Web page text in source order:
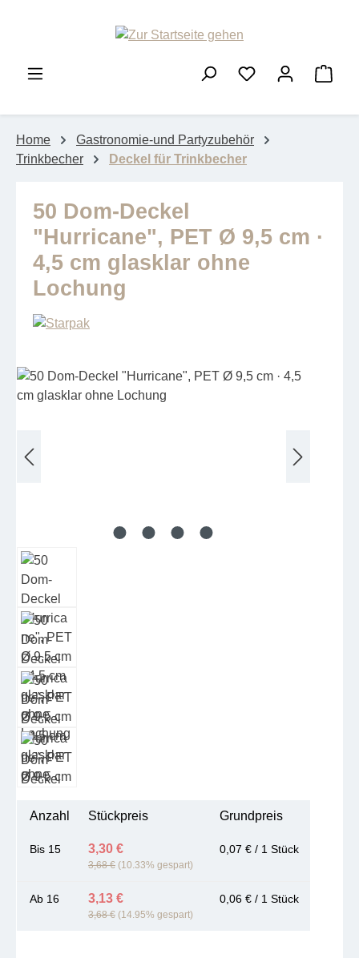
Home
Gastronomie-und Partyzubehör
Trinkbecher
Deckel für Trinkbecher
50 Dom-Deckel
"Hurricane", PET Ø 9,5 cm ·
4,5 cm glasklar ohne
Lochung
Bildergalerie überspringen
Anzahl Stückpreis Grundpreis
Bis 15 3,30 €
3,68 € (10.33% gespart)
0,07 € / 1 Stück
Ab 16 3,13 €
3,68 € (14.95% gespart)
0,06 € / 1 Stück